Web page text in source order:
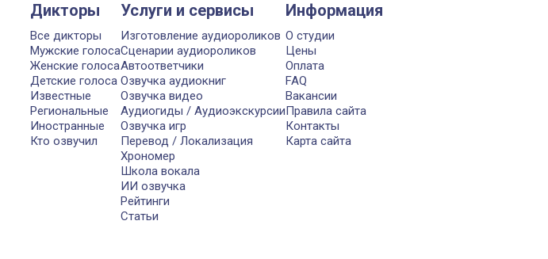
Дикторы
Все дикторы
Мужские голоса
Женские голоса
Детские голоса
Известные
Региональные
Иностранные
Кто озвучил
Услуги и сервисы
Изготовление аудиороликов
Сценарии аудиороликов
Автоответчики
Озвучка аудиокниг
Озвучка видео
Аудиогиды / Аудиоэкскурсии
Озвучка игр
Перевод / Локализация
Хрономер
Школа вокала
ИИ озвучка
Рейтинги
Статьи
Информация
О студии
Цены
Оплата
FAQ
Вакансии
Правила сайта
Контакты
Карта сайта